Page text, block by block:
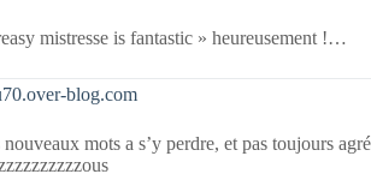
mistresse is fantastic » heureusement !…
blog.com
mots a s’y perdre, et pas toujours